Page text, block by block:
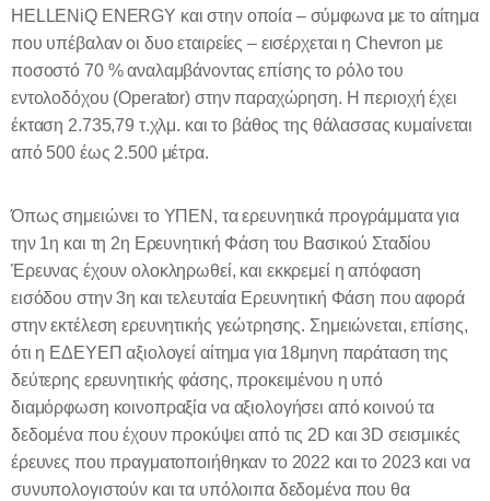
HELLENiQ ENERGY και στην οποία – σύμφωνα με το αίτημα
που υπέβαλαν οι δυο εταιρείες – εισέρχεται ηChevron με
ποσοστό 70 % αναλαμβάνοντας επίσης το ρόλο του
εντολοδόχου (Operator) στην παραχώρηση. Η περιοχή έχει
έκταση 2.735,79 τ.χλμ. και το βάθος της θάλασσας κυμαίνεται
από 500 έως 2.500 μέτρα.
Όπως σημειώνει το ΥΠΕΝ, τα ερευνητικά προγράμματα για
την 1η και τη 2η Ερευνητική Φάση του Βασικού Σταδίου
Έρευνας έχουν ολοκληρωθεί, και εκκρεμεί η απόφαση
εισόδου στην 3η και τελευταία Ερευνητική Φάση που αφορά
στην εκτέλεση ερευνητικής γεώτρησης. Σημειώνεται, επίσης,
ότι η ΕΔΕΥΕΠ αξιολογεί αίτημα για 18μηνη παράταση της
δεύτερης ερευνητικής φάσης, προκειμένου η υπό
διαμόρφωση κοινοπραξία να αξιολογήσει από κοινού τα
δεδομένα που έχουν προκύψει από τις 2D και 3D σεισμικές
έρευνες που πραγματοποιήθηκαν το 2022 και το 2023 και να
συνυπολογιστούν και τα υπόλοιπα δεδομένα που θα